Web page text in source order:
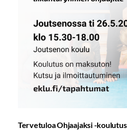
Tervetuloa Ohjaajaksi -koulutus